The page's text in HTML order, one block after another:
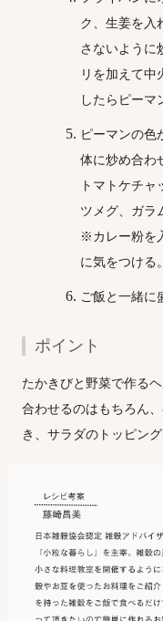
ク、生姜を入
さないように
リを加えて中
したらピーマ
ピーマンの色
体に炒め合わ
トマトケチ
ツメグ、ガラ
※カレー粉を
に気をつける。
ご飯と一緒に
ポイント
たかきびと野菜で作る
合わせるのはもちろん
き、サラダのトッピン